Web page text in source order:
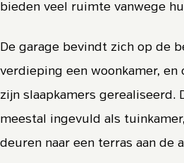
bieden veel ruimte vanwege
De garage bevindt zich op de
verdieping een woonkamer, en
zijn slaapkamers gerealiseerd.
meestal ingevuld als
deuren naar een terras aan de